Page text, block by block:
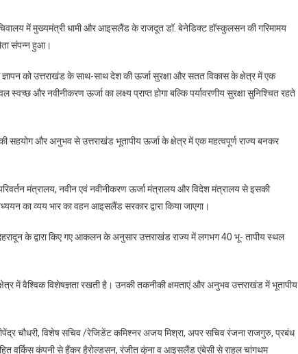
में मुख्यमंत्री धामी और आइसलैंड के राजदूत डॉ. बेनेडिक्ट हॉस्कुलसन की गरिमामय
संपन्न हुआ।
को उत्तराखंड के साथ-साथ देश की ऊर्जा सुरक्षा और सतत विकास के क्षेत्र में एक
और नवीनीकरण ऊर्जा का लक्ष्य प्राप्त होगा बल्कि पर्यावरणीय सुरक्षा सुनिश्चित रहते
और अनुभव से उत्तराखंड भूतापीय ऊर्जा के क्षेत्र में एक महत्वपूर्ण राज्य बनकर
मंत्रालय, नवीन एवं नवीनीकरण ऊर्जा मंत्रालय और विदेश मंत्रालय से इसकी
का व्यय भार का वहन आइसलैंड सरकार द्वारा किया जाएगा।
देहरादून के द्वारा किए गए आकलन के अनुसार उत्तराखंड राज्य में लगभग 40 भू- तापीय स्थल
में वैश्विक विशेषज्ञता रखती है। उनकी तकनीकी क्षमताएं और अनुभव उत्तराखंड में भूतापीय
चौधरी, विशेष सचिव /रेजिडेंट कमिश्नर अजय मिश्रा, अपर सचिव रंजना राजगुरु, प्रबंध
वर्किस कंपनी से हैंकर हैरोल्डसन, रंजीत कुंना व आइसलैंड एंबेसी से राहुल चांगथम